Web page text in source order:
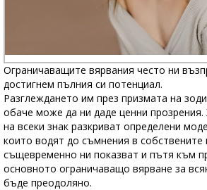
Ограничаващите вярвания често ни
достигнем пълния си потенциал.
Разглеждането им през призмата на
обаче може да ни даде ценни прозрения.
на всеки знак разкриват определени
които водят до съмнения в
същевременно ни показват и пътя към
основното ограничаващо вярване за
бъде преодоляно.